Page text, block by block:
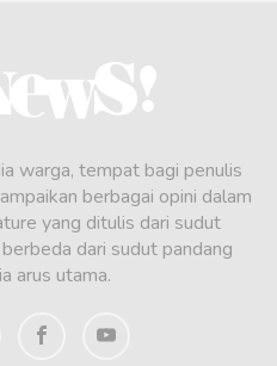
warga, tempat bagi penulis
berbagai opini dalam
yang ditulis dari sudut
dari sudut pandang
arus utama.